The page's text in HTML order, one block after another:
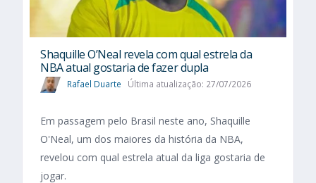
Shaquille O’Neal revela com qual estrela da
NBA atual gostaria de fazer dupla
Rafael Duarte Última atualização: 27/07/2026
Em passagem pelo Brasil neste ano, Shaquille
O'Neal, um dos maiores da história da NBA,
revelou com qual estrela atual da liga gostaria de
jogar.